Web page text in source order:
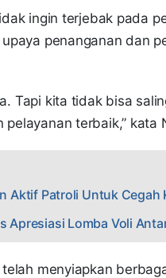
ingin terjebak pada
penanganan dan
Tapi kita tidak bisa
terbaik,” kata
Aktif Patroli Untuk Cegah
Apresiasi Lomba Voli
menyiapkan